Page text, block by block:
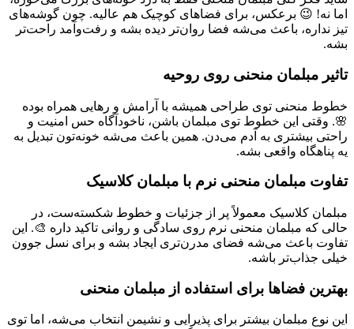
اما نه! 😉 برعکس، برای فضاهای کوچیک هم عالیه. چون گوشه‌های
تیز نداره، باعث می‌شه فضا روان‌تر دیده بشه و رفت‌وآمد راحت‌تر
بشه.
تاثیر مبلمان منحنی روی روحیه
خطوط منحنی توی طراحی همیشه با آرامش و رهایی همراه بوده
🌸. وقتی این خطوط توی مبلمان باشن، ناخودآگاه حس امنیت و
راحتی بیشتری به آدم می‌دن. همین باعث می‌شه خونه‌تون تبدیل به
یه پناهگاه واقعی بشه.
تفاوت مبلمان منحنی نرم با مبلمان کلاسیک
مبلمان کلاسیک معمولاً پر از جزئیات و خطوط شکسته‌ست، در
حالی که مبلمان منحنی نرم روی سادگی و روانی تاکید داره 🎨. این
تفاوت باعث می‌شه فضای مدرن‌تری ایجاد بشه و برای نسل جوون
خیلی جذاب‌تر باشه.
بهترین فضاها برای استفاده از مبلمان منحنی
این نوع مبلمان بیشتر برای پذیرایی و نشیمن انتخاب می‌شه، اما توی